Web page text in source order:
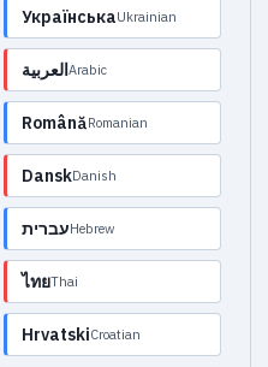
УкраїнськаUkrainian
العربيةArabic
RomânăRomanian
DanskDanish
עבריתHebrew
ไทยThai
HrvatskiCroatian